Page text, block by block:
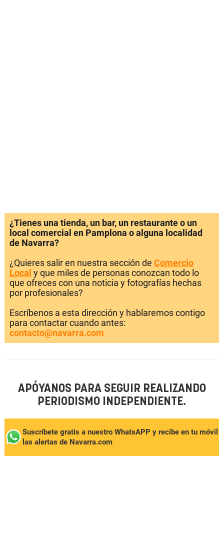
¿Tienes una tienda, un bar, un restaurante o un
local comercial en Pamplona o alguna localidad
de Navarra?
¿Quieres salir en nuestra sección de Comercio
Local y que miles de personas conozcan todo lo
que ofreces con una noticia y fotografías hechas
por profesionales?
Escríbenos a esta dirección y hablaremos contigo
para contactar cuando antes:
contacto@navarra.com
APÓYANOS PARA SEGUIR REALIZANDO
PERIODISMO INDEPENDIENTE.
Suscríbete gratis a nuestro WhatsAPP y recibe en tu móvil
las alertas de Navarra.com